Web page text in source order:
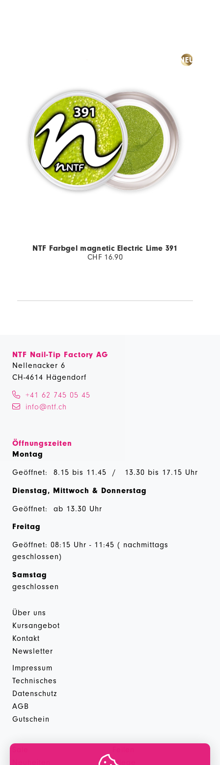
NEU
NTF Farbgel magnetic Electric Lime 391
CHF 16.90
NTF Nail-Tip Factory AG
Nellenacker 6
CH-4614 Hägendorf
+41 62 745 05 45
info@ntf.ch
Öffnungszeiten
Montag
Geöffnet: 8.15 bis 11.45 / 13.30 bis 17.15 Uhr
Dienstag, Mittwoch & Donnerstag
Geöffnet: ab 13.30 Uhr
Freitag
Geöffnet: 08:15 Uhr - 11:45 ( nachmittags
geschlossen)
Samstag
geschlossen
Über uns
Kursangebot
Kontakt
Newsletter
Impressum
Technisches
Datenschutz
AGB
Gutschein
Pflege